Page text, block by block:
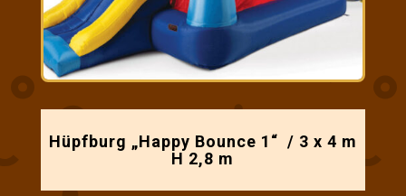
Hüpfburg „Happy Bounce 1“ / 3 x 4 m
H 2,8 m